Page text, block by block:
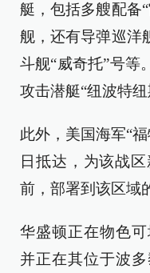
艇，包括多艘配备
舰，还有导弹巡洋
斗舰“威奇托”号等
攻击潜艇“纽波特纽
此外，美国海军“
日抵达，为该战
前，部署到该区域
华盛顿正在物色
并正在其位于波